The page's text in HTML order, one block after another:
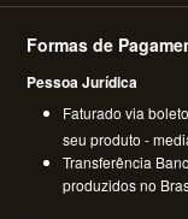
Formas de
Pessoa Jurídica
Faturado via
seu produto -
Transferência
produzidos no